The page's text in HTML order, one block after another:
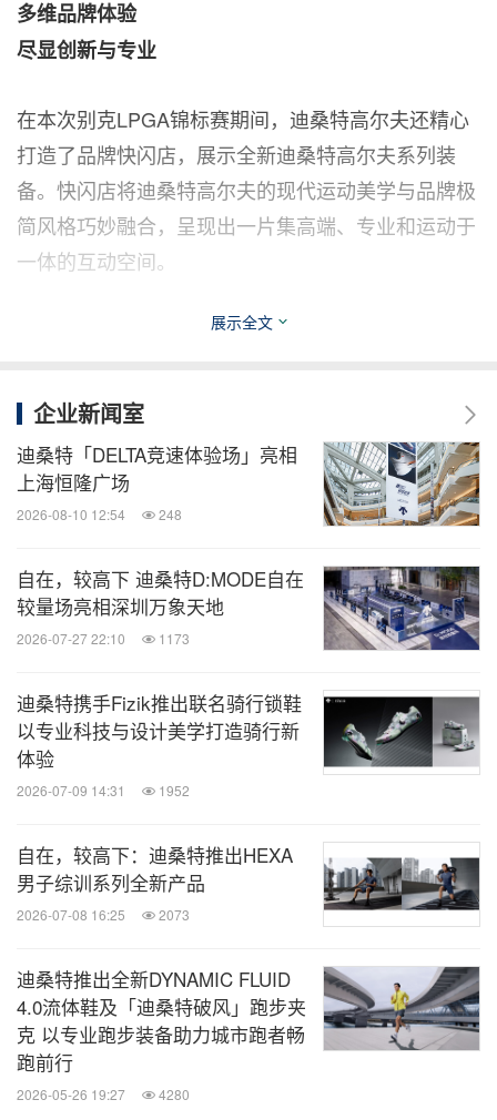
多维品牌体验
尽显创新与专业
在本次别克LPGA锦标赛期间，迪桑特高尔夫还精心
打造了品牌快闪店，展示全新迪桑特高尔夫系列装
备。快闪店将迪桑特高尔夫的现代运动美学与品牌极
简风格巧妙融合，呈现出一片集高端、专业和运动于
一体的互动空间。
图5：2024别克LPGA锦标赛现场迪桑特高尔夫快闪
除了服装装备的展示，快闪店还设有推杆互动体验
区，吸引了现场观赛观众热情参与。参与者不仅可以
励。在这个充满互动与挑战的空间里，观众们既享受
了高尔夫运动带来的乐趣，又加深了对迪桑特高尔夫
品牌专业性的认知。
随着2024别克LPGA锦标赛的圆满落幕，迪桑特高尔
夫不仅通过专业装备助力球员在赛场上全力以赴尽显
风采，更通过创意快闪店与观众互动，拉近了品牌与
高尔夫运动爱好者的距离。未来，迪桑特高尔夫将继
展示全文
企业新闻室
迪桑特「DELTA竞速体验场」亮相
上海恒隆广场
2026-08-10 12:54 248
自在，较高下 迪桑特D:MODE自在
较量场亮相深圳万象天地
2026-07-27 22:10 1173
迪桑特携手Fizik推出联名骑行锁鞋
以专业科技与设计美学打造骑行新
体验
2026-07-09 14:31 1952
自在，较高下：迪桑特推出HEXA
男子综训系列全新产品
2026-07-08 16:25 2073
迪桑特推出全新DYNAMIC FLUID
4.0流体鞋及「迪桑特破风」跑步夹
克 以专业跑步装备助力城市跑者畅
跑前行
2026-05-26 19:27 4280